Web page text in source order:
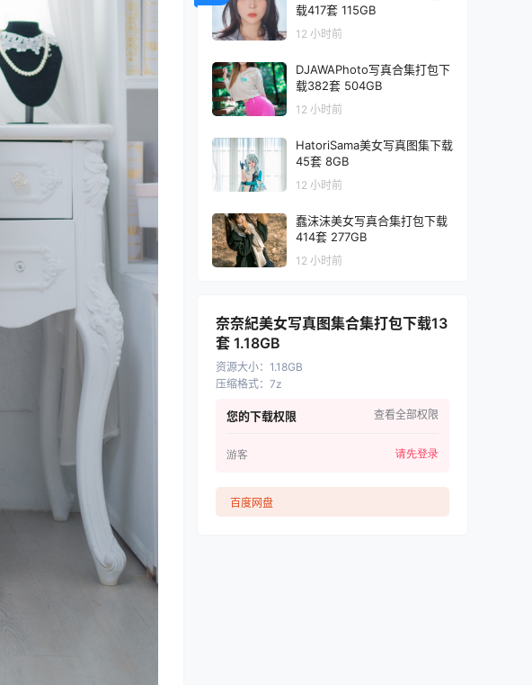
载417套 115GB
12 小时前
DJAWAPhoto写真合集打包下
载382套 504GB
12 小时前
HatoriSama美女写真图集下载
45套 8GB
12 小时前
蠢沫沫美女写真合集打包下载
414套 277GB
12 小时前
奈奈紀美女写真图集合集打包下载13
套 1.18GB
资源大小： 1.18GB
压缩格式： 7z
您的下载权限 查看全部权限
游客 请先登录
百度网盘